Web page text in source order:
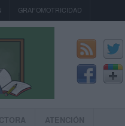
GRAFOMOTRICIDAD
ATENCIÓN